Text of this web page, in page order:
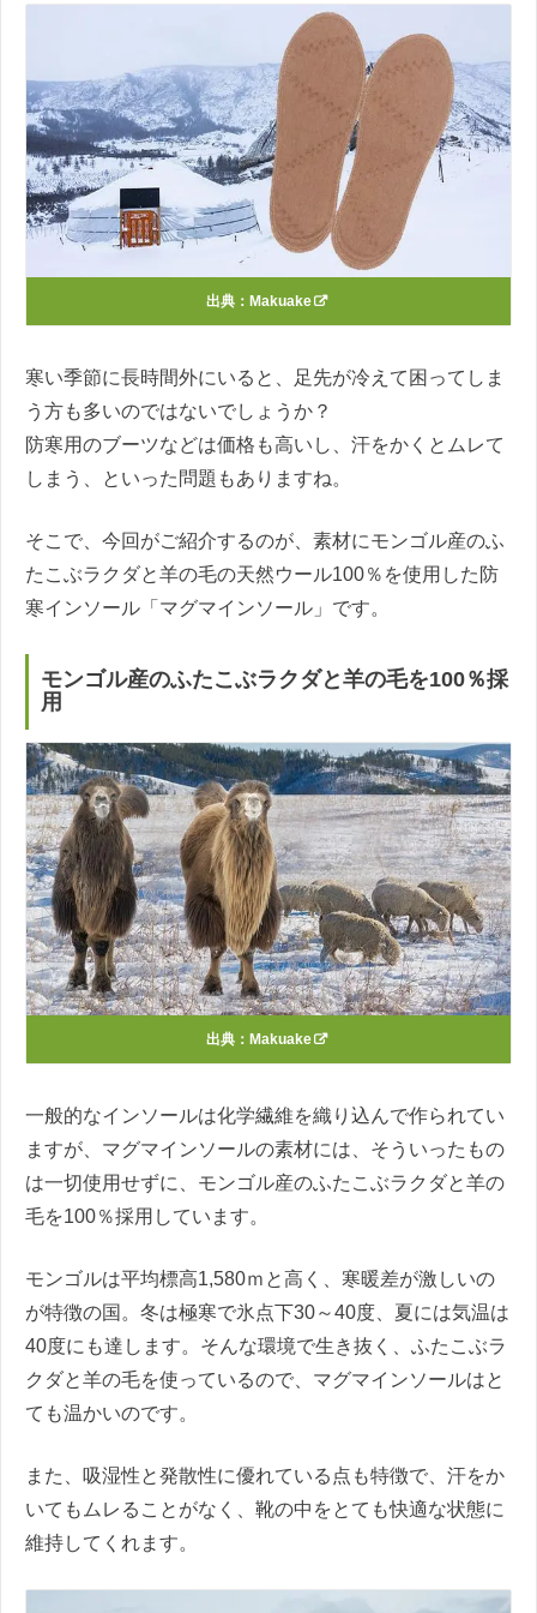
出典： Makuake
寒い季節に長時間外にいると、足先が冷えて困ってしま
う方も多いのではないでしょうか？
防寒用のブーツなどは価格も高いし、汗をかくとムレて
しまう、といった問題もありますね。
そこで、今回がご紹介するのが、素材にモンゴル産のふ
たこぶラクダと羊の毛の天然ウール100％を使用した防
寒インソール「マグマインソール」です。
モンゴル産のふたこぶラクダと羊の毛を100％採
用
出典： Makuake
一般的なインソールは化学繊維を織り込んで作られてい
ますが、マグマインソールの素材には、そういったもの
は一切使用せずに、モンゴル産のふたこぶラクダと羊の
毛を100％採用しています。
モンゴルは平均標高1,580ｍと高く、寒暖差が激しいの
が特徴の国。冬は極寒で氷点下30～40度、夏には気温は
40度にも達します。そんな環境で生き抜く、ふたこぶラ
クダと羊の毛を使っているので、マグマインソールはと
ても温かいのです。
また、吸湿性と発散性に優れている点も特徴で、汗をか
いてもムレることがなく、靴の中をとても快適な状態に
維持してくれます。